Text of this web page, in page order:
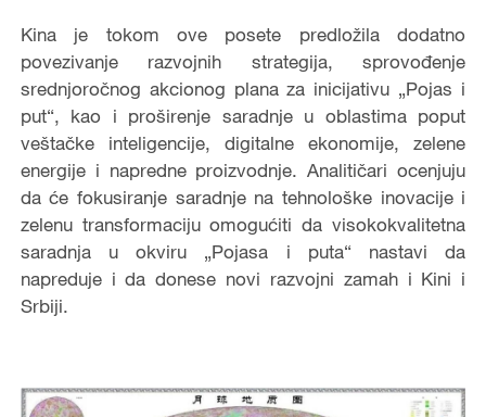
Kina je tokom ove posete predložila dodatno
povezivanje razvojnih strategija, sprovođenje
srednjoročnog akcionog plana za inicijativu „Pojas i
put“, kao i proširenje saradnje u oblastima poput
veštačke inteligencije, digitalne ekonomije, zelene
energije i napredne proizvodnje. Analitičari ocenjuju
da će fokusiranje saradnje na tehnološke inovacije i
zelenu transformaciju omogućiti da visokokvalitetna
saradnja u okviru „Pojasa i puta“ nastavi da
napreduje i da donese novi razvojni zamah i Kini i
Srbiji.